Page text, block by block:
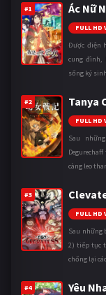
#1 Ác Nữ
FULL HD
Được điện
cung đình,
sống ký
#2 Tanya
FULL HD
Sau
càng leo
#3
FULL HD
Sau những
2) tiếp tục
chống lại
#4 Yêu